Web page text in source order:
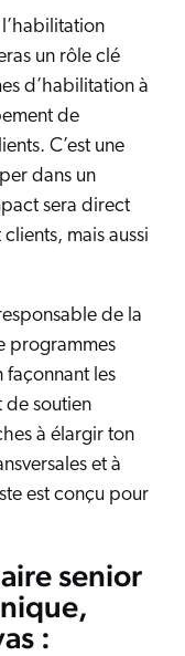
un rôle clé
d’habilitation à
de
C’est une
dans un
sera direct
mais aussi
de la
programmes
façonnant les
de soutien
à élargir ton
et à
est conçu pour
senior
: